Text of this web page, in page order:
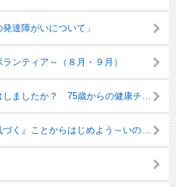
達障がいについて」
ンティア～（８月・９月）